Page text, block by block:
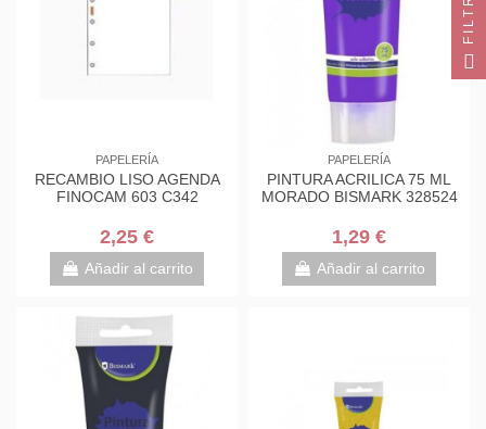
PAPELERÍA
RECAMBIO LISO AGENDA
FINOCAM 603 C342
2,25 €
Añadir al carrito
PAPELERÍA
PINTURA ACRILICA 75 ML
MORADO BISMARK 328524
1,29 €
Añadir al carrito